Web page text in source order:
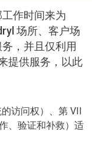
作时间来为
场所、客户场
，并且仅利用
提供服务，以此
访问权）、第 VII
、验证和补救）适